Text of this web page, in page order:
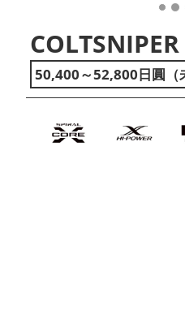
50,400～52,800日圓（